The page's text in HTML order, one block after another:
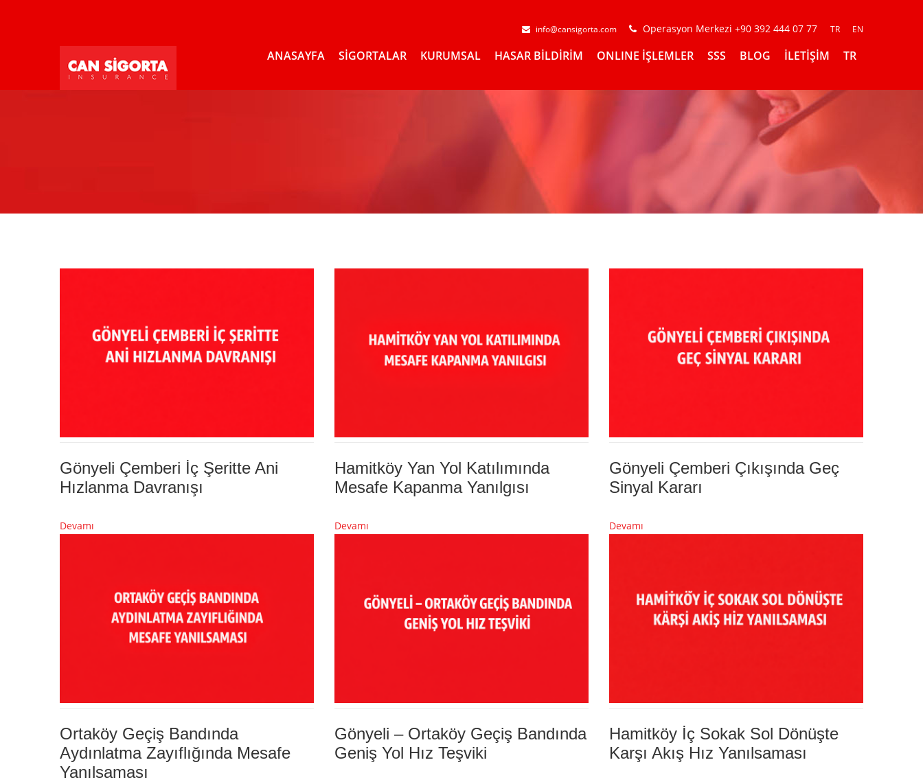
info@cansigorta.com Operasyon Merkezi +90 392 444 07 77 TR EN
ANASAYFA SİGORTALAR KURUMSAL HASAR BİLDİRİM ONLINE İŞLEMLER SSS BLOG İLETİŞİM TR
Gönyeli Çemberi İç Şeritte Ani
Hızlanma Davranışı
Devamı
Hamitköy Yan Yol Katılımında
Mesafe Kapanma Yanılgısı
Devamı
Gönyeli Çemberi Çıkışında Geç
Sinyal Kararı
Devamı
Ortaköy Geçiş Bandında
Aydınlatma Zayıflığında Mesafe
Yanılsaması
Gönyeli – Ortaköy Geçiş Bandında
Geniş Yol Hız Teşviki
Hamitköy İç Sokak Sol Dönüşte
Karşı Akış Hız Yanılsaması